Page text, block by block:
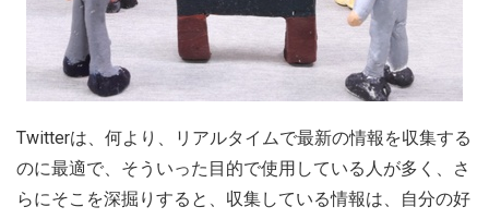
Twitterは、何より、リアルタイムで最新の情報を収集する
のに最適で、そういった目的で使用している人が多く、さ
らにそこを深掘りすると、収集している情報は、自分の好